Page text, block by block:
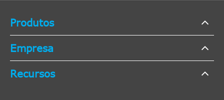
Produtos
Empresa
Recursos